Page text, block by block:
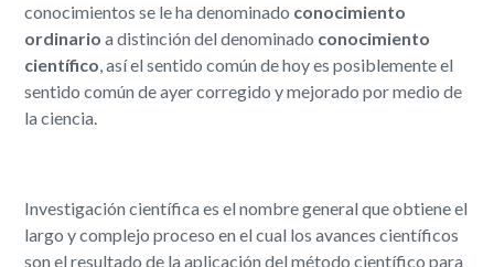
conocimientos se le ha denominado conocimiento
ordinario a distinción del denominado conocimiento
científico, así el sentido común de hoy es posiblemente el
sentido común de ayer corregido y mejorado por medio de
la ciencia.
Investigación científica es el nombre general que obtiene el
largo y complejo proceso en el cual los avances científicos
son el resultado de la aplicación del método científico para